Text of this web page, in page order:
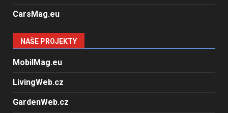
CarsMag.eu
NAŠE PROJEKTY
MobilMag.eu
LivingWeb.cz
GardenWeb.cz